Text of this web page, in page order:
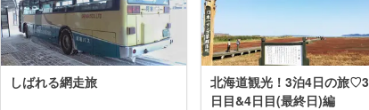
しばれる網走旅
北海道観光！3泊4日の旅♡3
日目&4日目(最終日)編